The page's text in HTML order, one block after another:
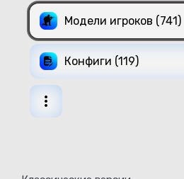
Модели игроков (741)
Конфиги (119)